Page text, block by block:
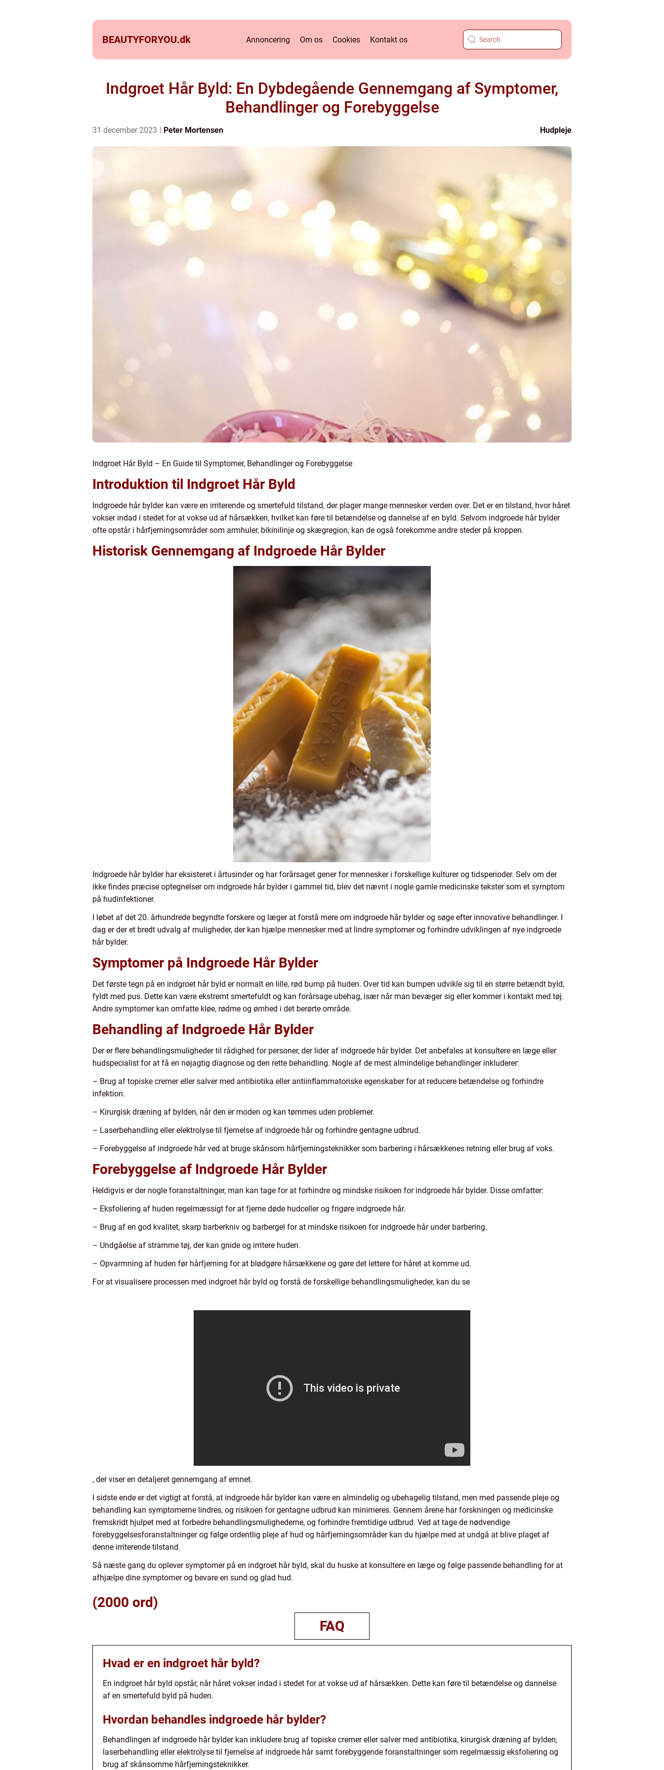
BEAUTYFORYOU.dk Annoncering Om os Cookies Kontakt os
Indgroet Hår Byld: En Dybdegående Gennemgang af Symptomer,
Behandlinger og Forebyggelse
31 december 2023 Peter Mortensen Hudpleje
Indgroet Hår Byld – En Guide til Symptomer, Behandlinger og Forebyggelse
Introduktion til Indgroet Hår Byld
Indgroede hår bylder kan være en irriterende og smertefuld tilstand, der plager mange mennesker verden over. Det er en tilstand, hvor håret
vokser indad i stedet for at vokse ud af hårsækken, hvilket kan føre til betændelse og dannelse af en byld. Selvom indgroede hår bylder
ofte opstår i hårfjerningsområder som armhuler, bikinilinje og skægregion, kan de også forekomme andre steder på kroppen.
Historisk Gennemgang af Indgroede Hår Bylder
Indgroede hår bylder har eksisteret i årtusinder og har forårsaget gener for mennesker i forskellige kulturer og tidsperioder. Selv om der
ikke findes præcise optegnelser om indgroede hår bylder i gammel tid, blev det nævnt i nogle gamle medicinske tekster som et symptom
på hudinfektioner.
I løbet af det 20. århundrede begyndte forskere og læger at forstå mere om indgroede hår bylder og søge efter innovative behandlinger. I
dag er der et bredt udvalg af muligheder, der kan hjælpe mennesker med at lindre symptomer og forhindre udviklingen af nye indgroede
hår bylder.
Symptomer på Indgroede Hår Bylder
Det første tegn på en indgroet hår byld er normalt en lille, rød bump på huden. Over tid kan bumpen udvikle sig til en større betændt byld,
fyldt med pus. Dette kan være ekstremt smertefuldt og kan forårsage ubehag, især når man bevæger sig eller kommer i kontakt med tøj.
Andre symptomer kan omfatte kløe, rødme og ømhed i det berørte område.
Behandling af Indgroede Hår Bylder
Der er flere behandlingsmuligheder til rådighed for personer, der lider af indgroede hår bylder. Det anbefales at konsultere en læge eller
hudspecialist for at få en nøjagtig diagnose og den rette behandling. Nogle af de mest almindelige behandlinger inkluderer:
– Brug af topiske cremer eller salver med antibiotika eller antiinflammatoriske egenskaber for at reducere betændelse og forhindre
infektion.
– Kirurgisk dræning af bylden, når den er moden og kan tømmes uden problemer.
– Laserbehandling eller elektrolyse til fjernelse af indgroede hår og forhindre gentagne udbrud.
– Forebyggelse af indgroede hår ved at bruge skånsom hårfjerningsteknikker som barbering i hårsækkenes retning eller brug af voks.
Forebyggelse af Indgroede Hår Bylder
Heldigvis er der nogle foranstaltninger, man kan tage for at forhindre og mindske risikoen for indgroede hår bylder. Disse omfatter:
– Eksfoliering af huden regelmæssigt for at fjerne døde hudceller og frigøre indgroede hår.
– Brug af en god kvalitet, skarp barberkniv og barbergel for at mindske risikoen for indgroede hår under barbering.
– Undgåelse af stramme tøj, der kan gnide og irritere huden.
– Opvarmning af huden før hårfjerning for at blødgøre hårsækkene og gøre det lettere for håret at komme ud.
For at visualisere processen med indgroet hår byld og forstå de forskellige behandlingsmuligheder, kan du se
, der viser en detaljeret gennemgang af emnet.
I sidste ende er det vigtigt at forstå, at indgroede hår bylder kan være en almindelig og ubehagelig tilstand, men med passende pleje og
behandling kan symptomerne lindres, og risikoen for gentagne udbrud kan minimeres. Gennem årene har forskningen og medicinske
fremskridt hjulpet med at forbedre behandlingsmulighederne, og forhindre fremtidige udbrud. Ved at tage de nødvendige
forebyggelsesforanstaltninger og følge ordentlig pleje af hud og hårfjerningsområder kan du hjælpe med at undgå at blive plaget af
denne irriterende tilstand.
Så næste gang du oplever symptomer på en indgroet hår byld, skal du huske at konsultere en læge og følge passende behandling for at
afhjælpe dine symptomer og bevare en sund og glad hud.
(2000 ord)
FAQ
Hvad er en indgroet hår byld?
En indgroet hår byld opstår, når håret vokser indad i stedet for at vokse ud af hårsækken. Dette kan føre til betændelse og dannelse
af en smertefuld byld på huden.
Hvordan behandles indgroede hår bylder?
Behandlingen af indgroede hår bylder kan inkludere brug af topiske cremer eller salver med antibiotika, kirurgisk dræning af bylden,
laserbehandling eller elektrolyse til fjernelse af indgroede hår samt forebyggende foranstaltninger som regelmæssig eksfoliering og
brug af skånsomme hårfjerningsteknikker.